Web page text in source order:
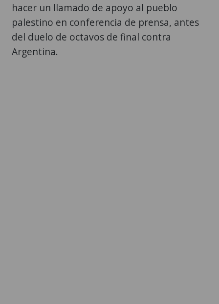
hacer un llamado de apoyo al pueblo
palestino en conferencia de prensa, antes
del duelo de octavos de final contra
Argentina.